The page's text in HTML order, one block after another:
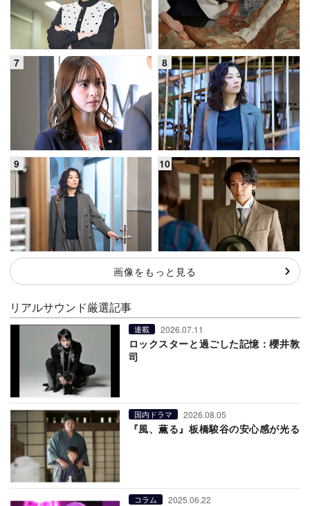
画像をもっと見る
リアルサウンド厳選記事
連載 2026.07.11
ロックスターと過ごした記憶：櫻井敦
司
国内ドラマ 2026.08.05
『風、薫る』板橋駿谷の安心感が光る
コラム 2025.06.22